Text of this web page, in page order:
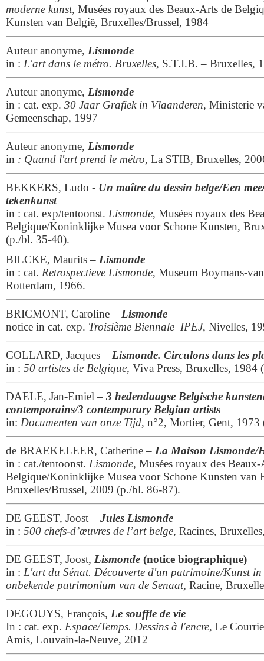
moderne kunst, Musées royaux des Beaux-Arts de
Kunsten van België, Bruxelles/Brussel, 1984
Auteur anonyme, Lismonde
in : L'art dans le métro. Bruxelles, S.T.I.B. – Bruxelles,
Auteur anonyme, Lismonde
in : cat. exp. 30 Jaar Grafiek in Vlaanderen, Ministerie
Gemeenschap, 1997
Auteur anonyme, Lismonde
in : Quand l'art prend le métro, La STIB, Bruxelles,
BEKKERS, Ludo - Un maître du dessin belge/Een
tekenkunst
in : cat. exp/tentoonst. Lismonde, Musées royaux des
Belgique/Koninklijke Musea voor Schone Kunsten,
(p./bl. 35-40).
BILCKE, Maurits – Lismonde
in : cat. Retrospectieve Lismonde, Museum Boymans-
Rotterdam, 1966.
BRICMONT, Caroline – Lismonde
notice in cat. exp. Troisième Biennale IPEJ, Nivelles,
COLLARD, Jacques – Lismonde. Circulons dans les
in : 50 artistes de Belgique, Viva Press, Bruxelles, 1984
DAELE, Jan-Emiel – 3 hedendaagse Belgische
contemporains/3 contemporary Belgian artists
in: Documenten van onze Tijd, n°2, Mortier, Gent,
de BRAEKELEER, Catherine – La Maison Lismonde/
in : cat./tentoonst. Lismonde, Musées royaux des Beaux-
Belgique/Koninklijke Musea voor Schone Kunsten van
Bruxelles/Brussel, 2009 (p./bl. 86-87).
DE GEEST, Joost – Jules Lismonde
in : 500 chefs-d’œuvres de l’art belge, Racines,
DE GEEST, Joost, Lismonde (notice biographique)
in : L'art du Sénat. Découverte d'un patrimoine/Kunst
onbekende patrimonium van de Senaat, Racine,
DEGOUYS, François, Le souffle de vie
In : cat. exp. Espace/Temps. Dessins à l'encre, Le
Amis, Louvain-la-Neuve, 2012